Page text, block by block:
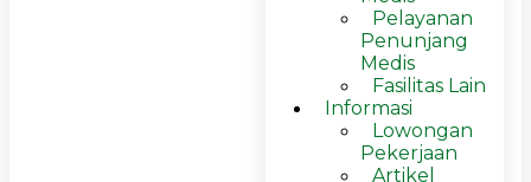
Pelayanan
Penunjang
Medis
Fasilitas Lain
Informasi
Lowongan
Pekerjaan
Artikel